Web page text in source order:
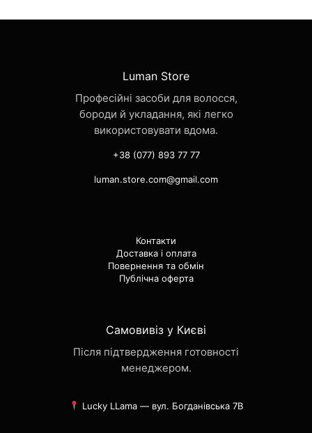
Luman Store
Професійні засоби для волосся,
бороди й укладання, які легко
використовувати вдома.
+38 (077) 893 77 77
luman.store.com@gmail.com
Контакти
Доставка і оплата
Повернення та обмін
Публічна оферта
Самовивіз у Києві
Після підтвердження готовності
менеджером.
Lucky LLama — вул. Богданівська 7В